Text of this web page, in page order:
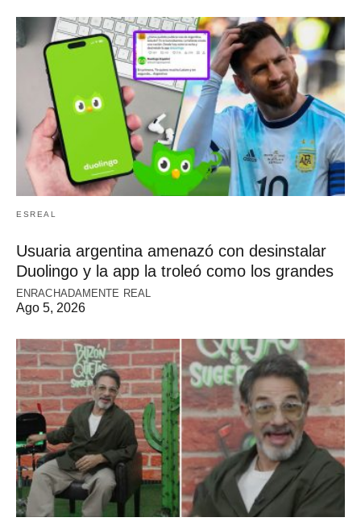
ESREAL
Usuaria argentina amenazó con desinstalar
Duolingo y la app la troleó como los grandes
ENRACHADAMENTE REAL
Ago 5, 2026